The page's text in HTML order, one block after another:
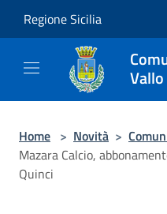
Regione Sicilia
Vallo
Home > Novità >
Mazara Calcio,
Quinci